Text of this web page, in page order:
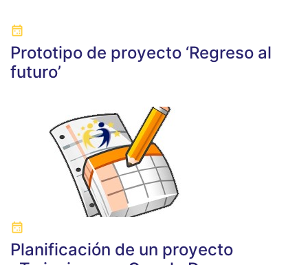
Prototipo de proyecto ‘Regreso al
futuro’
Planificación de un proyecto